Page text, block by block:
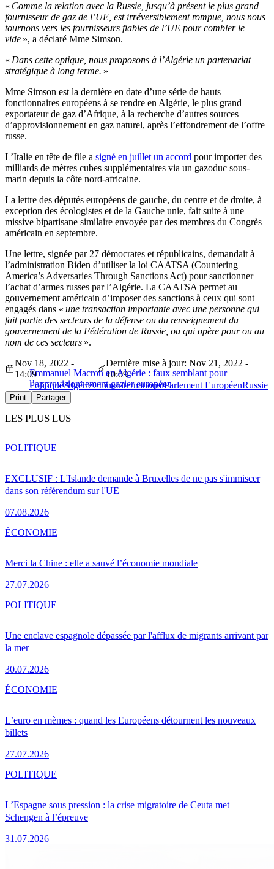
« Comme la relation avec la Russie, jusqu’à présent le plus grand
fournisseur de gaz de l’UE, est irréversiblement rompue, nous nous
tournons vers les fournisseurs fiables de l’UE pour combler le
vide », a déclaré Mme Simson.
« Dans cette optique, nous proposons à l’Algérie un partenariat
stratégique à long terme. »
Mme Simson est la dernière en date d’une série de hauts
fonctionnaires européens à se rendre en Algérie, le plus grand
exportateur de gaz d’Afrique, à la recherche d’autres sources
d’approvisionnement en gaz naturel, après l’effondrement de l’offre
russe.
L’Italie en tête de file a signé en juillet un accord pour importer des
milliards de mètres cubes supplémentaires via un gazoduc sous-
marin depuis la côte nord-africaine.
La lettre des députés européens de gauche, du centre et de droite, à
exception des écologistes et de la Gauche unie, fait suite à une
missive bipartisane similaire envoyée par des membres du Congrès
américain en septembre.
Une lettre, signée par 27 démocrates et républicains, demandait à
l’administration Biden d’utiliser la loi CAATSA (Countering
America’s Adversaries Through Sanctions Act) pour sanctionner
l’achat d’armes russes par l’Algérie. La CAATSA permet au
gouvernement américain d’imposer des sanctions à ceux qui sont
engagés dans « une transaction importante avec une personne qui
fait partie des secteurs de la défense ou du renseignement du
gouvernement de la Fédération de Russie, ou qui opère pour ou au
nom de ces secteurs ».
Emmanuel Macron en Algérie : faux semblant pour
l’approvisionnement gazier européen
Nov 18, 2022 -
14:09
Dernière mise à jour: Nov 21, 2022 -
10:09
PolitiqueAlgérieChineInternationalParlement EuropéenRussie
Print Partager
LES PLUS LUS
EXCLUSIF : L'Islande demande à Bruxelles de ne pas s'immiscer
dans son référendum sur l'UE
07.08.2026
POLITIQUE
Merci la Chine : elle a sauvé l’économie mondiale
27.07.2026
ÉCONOMIE
Une enclave espagnole dépassée par l'afflux de migrants arrivant par
la mer
30.07.2026
POLITIQUE
L’euro en mèmes : quand les Européens détournent les nouveaux
billets
27.07.2026
ÉCONOMIE
L’Espagne sous pression : la crise migratoire de Ceuta met
Schengen à l’épreuve
31.07.2026
POLITIQUE